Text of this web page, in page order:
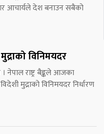
आचार्यले देश बनाउन सबैको
विनिमयदर
नेपाल राष्ट्र बैङ्कले आजका
मुद्राको विनिमयदर निर्धारण